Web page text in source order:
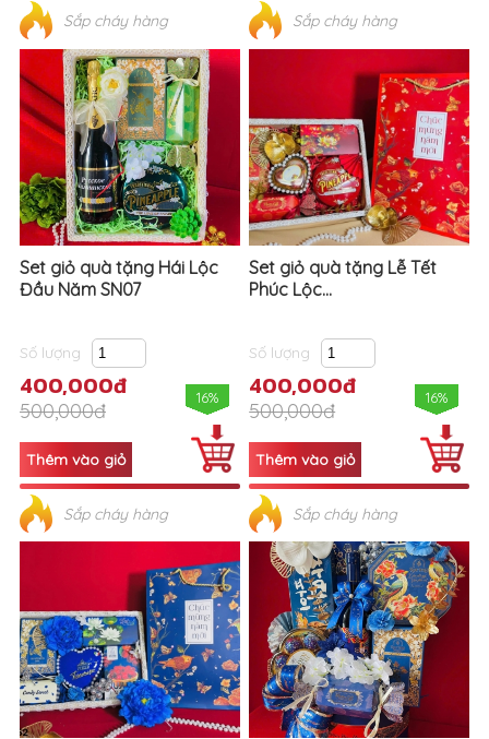
Sắp cháy hàng Sắp cháy hàng
Set giỏ quà tặng Hái Lộc
Đầu Năm SN07
Số lượng
400,000đ
500,000đ
16%
Sắp cháy hàng
Set giỏ quà tặng Lễ Tết
Phúc Lộc...
Số lượng
400,000đ
500,000đ
16%
Sắp cháy hàng